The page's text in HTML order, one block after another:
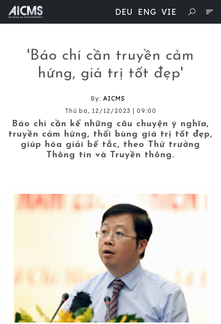
DEU ENG VIE
'Báo chí cần truyền cảm
hứng, giá trị tốt đẹp'
By: AICMS
Thứ ba, 12/12/2023 | 09:00
Báo chí cần kể những câu chuyện ý nghĩa,
truyền cảm hứng, thổi bùng giá trị tốt đẹp,
giúp hóa giải bế tắc, theo Thứ trưởng
Thông tin và Truyền thông.